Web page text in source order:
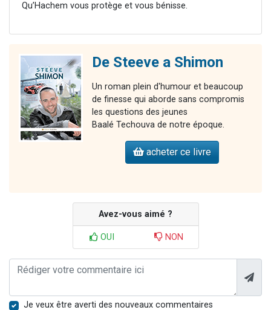
Qu’Hachem vous protège et vous bénisse.
De Steeve a Shimon
Un roman plein d'humour et beaucoup
de finesse qui aborde sans compromis
les questions des jeunes
Baalé Techouva de notre époque.
acheter ce livre
Avez-vous aimé ?
OUI NON
Je veux être averti des nouveaux commentaires